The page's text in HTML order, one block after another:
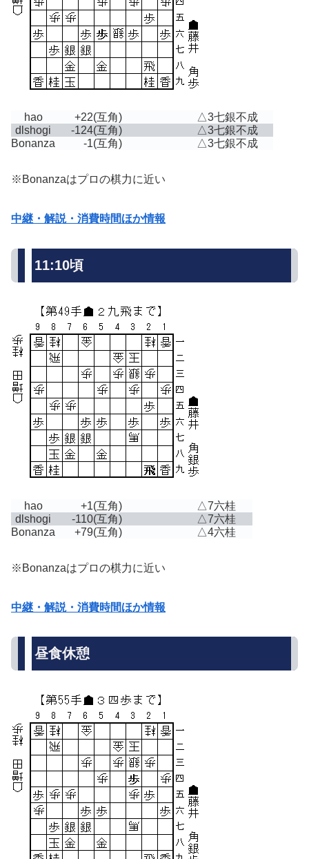
hao +22(互角)
△3七銀不成
dlshogi
-124(互角)
△3七銀不成
Bonanza
-1(互角) △3七銀不成
※Bonanzaはプロの棋力に近い
中継・解説・消費時間ほか情報
11:10頃
hao +1(互角)
△7六桂
dlshogi
-110(互角)
△7六桂
Bonanza
+79(互角) △4六桂
※Bonanzaはプロの棋力に近い
中継・解説・消費時間ほか情報
昼食休憩